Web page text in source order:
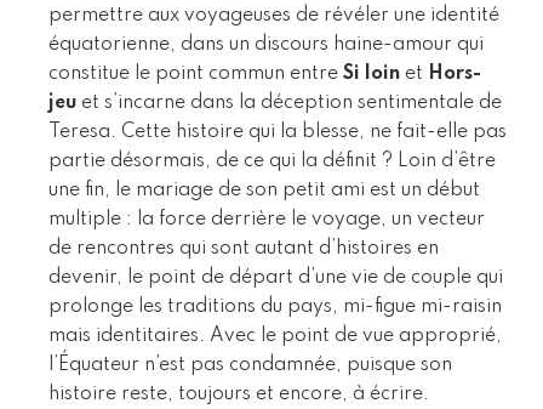
permettre aux voyageuses de révéler une identité
équatorienne, dans un discours haine-amour qui
constitue le point commun entre Si loin et Hors-
jeu et s’incarne dans la déception sentimentale de
Teresa. Cette histoire qui la blesse, ne fait-elle pas
partie désormais, de ce qui la définit ? Loin d’être
une fin, le mariage de son petit ami est un début
multiple : la force derrière le voyage, un vecteur
de rencontres qui sont autant d’histoires en
devenir, le point de départ d’une vie de couple qui
prolonge les traditions du pays, mi-figue mi-raisin
mais identitaires. Avec le point de vue approprié,
l’Équateur n’est pas condamnée, puisque son
histoire reste, toujours et encore, à écrire.